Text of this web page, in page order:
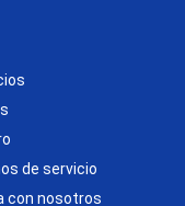
de servicio
con nosotros